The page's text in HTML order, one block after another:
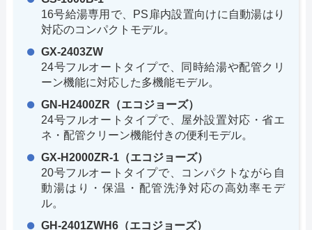
16号給湯専用で、PS扉内設置向けに自動湯はり
対応のコンパクトモデル。
GX-2403ZW
24号フルオートタイプで、同時給湯や配管クリ
ーン機能に対応した多機能モデル。
GN-H2400ZR（エコジョーズ）
24号フルオートタイプで、屋外設置対応・省エ
ネ・配管クリーン機能付きの便利モデル。
GX-H2000ZR-1（エコジョーズ）
20号フルオートタイプで、コンパクトながら自
動湯はり・保温・配管洗浄対応の高効率モデ
ル。
GH-2401ZWH6（エコジョーズ）